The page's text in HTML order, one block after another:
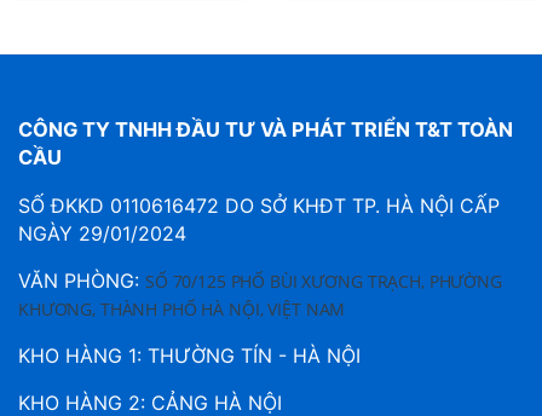
CÔNG TY TNHH ĐẦU TƯ VÀ PHÁT TRIỂN T&T TOÀN
CẦU
SỐ ĐKKD 0110616472 DO SỞ KHĐT TP. HÀ NỘI CẤP
NGÀY 29/01/2024
VĂN PHÒNG: SỐ 70/125 PHỐ BÙI XƯƠNG TRẠCH, PHƯỜNG
KHƯƠNG, THÀNH PHỐ HÀ NỘI, VIỆT NAM
KHO HÀNG 1: THƯỜNG TÍN - HÀ NỘI
KHO HÀNG 2: CẢNG HÀ NỘI